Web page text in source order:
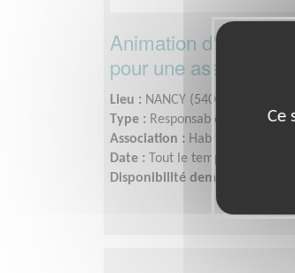
Animation d'une
pour une association
Lieu : NANCY (54000)
Type : Responsable associatif,
Association : Habitat et
Date :
Tout le temps
Disponibilité demandée :
Ce